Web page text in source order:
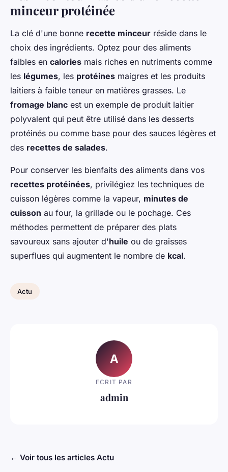
minceur protéinée
La clé d'une bonne recette minceur réside dans le
choix des ingrédients. Optez pour des aliments
faibles en calories mais riches en nutriments comme
les légumes, les protéines maigres et les produits
laitiers à faible teneur en matières grasses. Le
fromage blanc est un exemple de produit laitier
polyvalent qui peut être utilisé dans les desserts
protéinés ou comme base pour des sauces légères et
des recettes de salades.
Pour conserver les bienfaits des aliments dans vos
recettes protéinées, privilégiez les techniques de
cuisson légères comme la vapeur, minutes de
cuisson au four, la grillade ou le pochage. Ces
méthodes permettent de préparer des plats
savoureux sans ajouter d'huile ou de graisses
superflues qui augmentent le nombre de kcal.
Actu
A
ECRIT PAR
admin
← Voir tous les articles Actu